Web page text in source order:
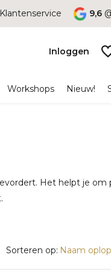
Klantenservice 9,6
Inloggen
Workshops Nieuw!
Het helpt je om
Sorteren op: